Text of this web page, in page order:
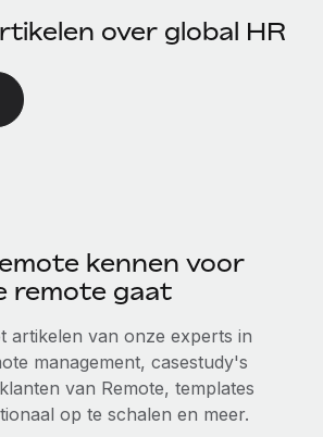
over global HR
kennen voor
remote gaat
artikelen van onze experts in
management, casestudy's
van Remote, templates
op te schalen en meer.